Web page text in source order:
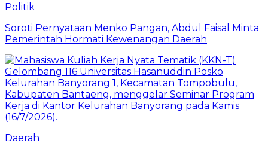
Politik
Soroti Pernyataan Menko Pangan, Abdul Faisal Minta
Pemerintah Hormati Kewenangan Daerah
Daerah